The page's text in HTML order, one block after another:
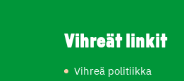
Vihreät linkit
Vihreä politiikka